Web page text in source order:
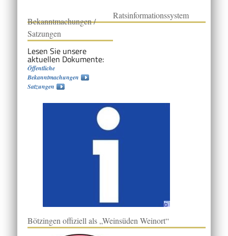
Bekanntmachungen /
Satzungen
Lesen Sie unsere
aktuellen Dokumente:
Öffentliche
Bekanntmachungen
Satzungen
Ratsinformationssystem
Bötzingen offiziell als „Weinsüden Weinort“